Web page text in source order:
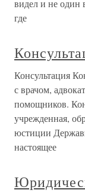
видел и не один
где
Консультация
с врачом,
помощников.
учрежденная,
юстиции
настоящее